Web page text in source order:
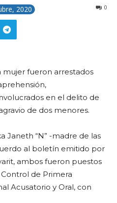
2020 0
mujer fueron arrestados
en el delito de
de dos menores.
Janeth “N” -madre de las
al boletín emitido por
ambos fueron puestos
de Primera
Acusatorio y Oral, con